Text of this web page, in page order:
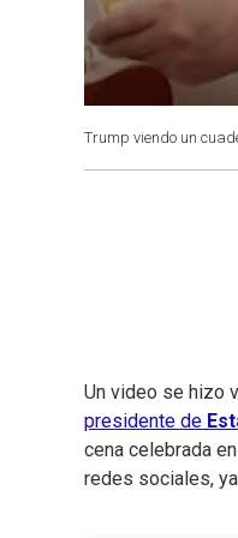
Trump viendo un
Un video se hizo
presidente de
cena celebrada en
redes sociales,